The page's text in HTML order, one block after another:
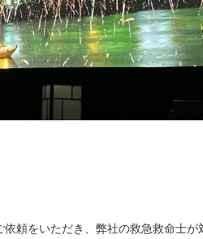
頼をいただき、弊社の救急救命士が